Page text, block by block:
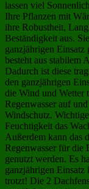
lassen viel
Ihre Pflanzen mit
ihre Robustheit,
Beständigkeit aus.
ganzjährigen
besteht aus stabilem
Dadurch ist diese
den ganzjährigen
die Wind und Wetter
Regenwasser auf
Windschutz.
Feuchtigkeit das
Außerdem kann das
Regenwasser für die
genutzt werden. Es
ganzjährigen
trotzt! Die 2